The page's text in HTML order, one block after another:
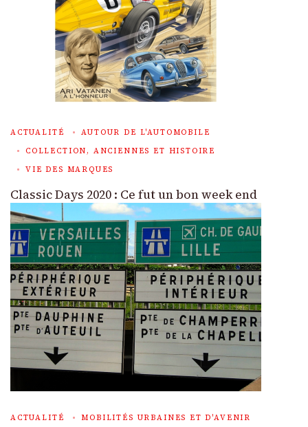
ACTUALITÉ
AUTOUR DE L'AUTOMOBILE
COLLECTION, ANCIENNES ET HISTOIRE
VIE DES MARQUES
Classic Days 2020 : Ce fut un bon week end
ACTUALITÉ MOBILITÉS URBAINES ET D'AVENIR